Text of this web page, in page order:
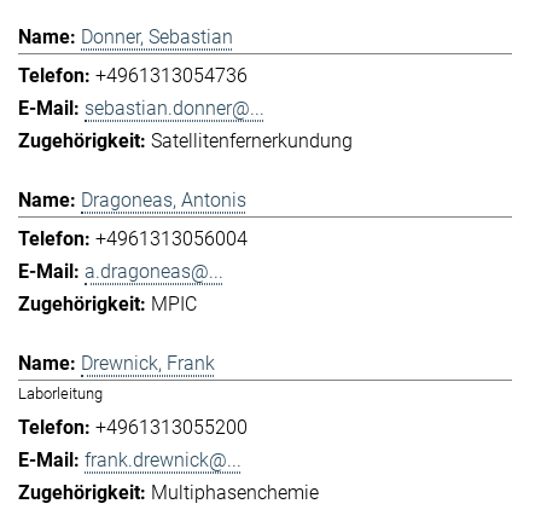
Donner, Sebastian
+4961313054736
sebastian.donner@...
Satellitenfernerkundung
Dragoneas, Antonis
+4961313056004
a.dragoneas@...
MPIC
Drewnick, Frank
Laborleitung
+4961313055200
frank.drewnick@...
Multiphasenchemie